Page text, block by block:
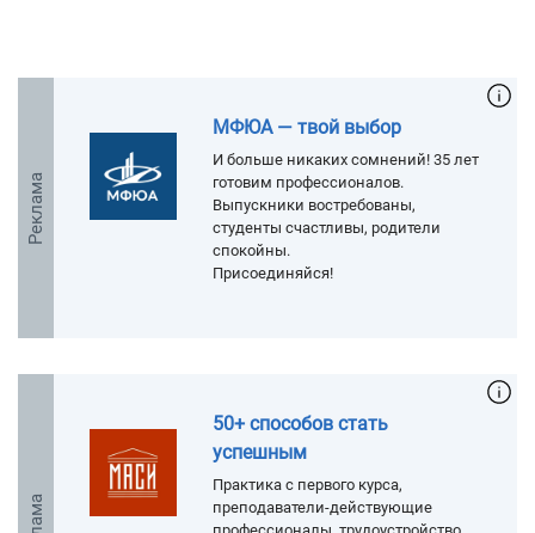
Реклама
МФЮА — твой выбор
И больше никаких сомнений! 35 лет
готовим профессионалов.
Выпускники востребованы,
студенты счастливы, родители
спокойны.
Присоединяйся!
50+ способов стать
успешным
Практика с первого курса,
преподаватели-действующие